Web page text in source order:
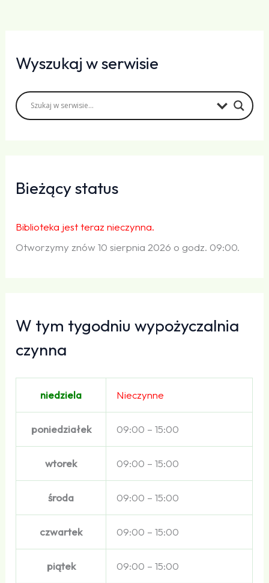
Wyszukaj w serwisie
Bieżący status
Biblioteka jest teraz nieczynna.
Otworzymy znów 10 sierpnia 2026 o godz. 09:00.
W tym tygodniu wypożyczalnia
czynna
niedziela Nieczynne
poniedziałek 09:00 – 15:00
wtorek 09:00 – 15:00
środa 09:00 – 15:00
czwartek 09:00 – 15:00
piątek 09:00 – 15:00